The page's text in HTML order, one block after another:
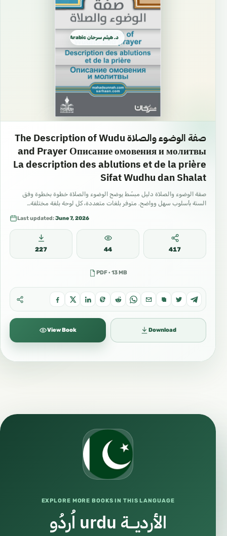
د. هيثم سرحان Arabic العربية
صفة الوضوء والصلاة The Description of Wudu
and Prayer Описание омовения и молитвы
La description des ablutions et de la prière
Sifat Wudhu dan Shalat
صفة الوضوء والصلاة دليل مبسّط يوضح الوضوء والصلاة خطوة بخطوة وفق
السنة بأسلوب سهل وواضح. متوفر بلغات متعددة، كل لوحة بلغة مختلفة…
Last updated:June 7, 2026
227 44 417
PDF · 13 MB
View Book Download
EXPLORE MORE BOOKS IN THIS LANGUAGE
الأرديـــة urdu اُردُو